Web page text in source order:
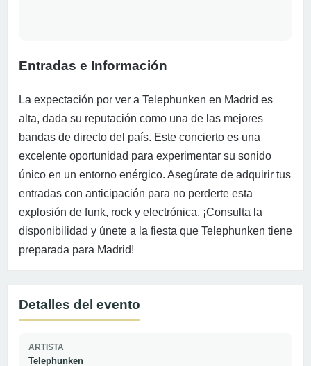
Entradas e Información
La expectación por ver a Telephunken en Madrid es
alta, dada su reputación como una de las mejores
bandas de directo del país. Este concierto es una
excelente oportunidad para experimentar su sonido
único en un entorno enérgico. Asegúrate de adquirir tus
entradas con anticipación para no perderte esta
explosión de funk, rock y electrónica. ¡Consulta la
disponibilidad y únete a la fiesta que Telephunken tiene
preparada para Madrid!
Detalles del evento
ARTISTA
Telephunken